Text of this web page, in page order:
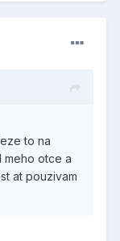
to na
meho otce a
at pouzivam